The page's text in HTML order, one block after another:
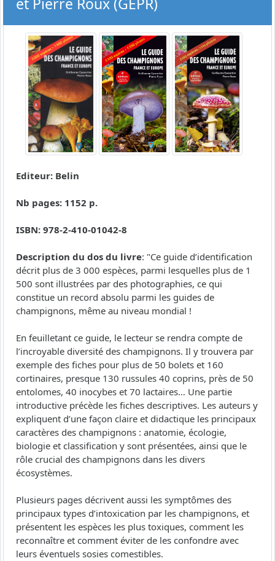
Editeur: Belin
Nb pages: 1152 p.
ISBN: 978-2-410-01042-8
Description du dos du livre: "Ce guide d’identification
décrit plus de 3 000 espèces, parmi lesquelles plus de 1
500 sont illustrées par des photographies, ce qui
constitue un record absolu parmi les guides de
champignons, même au niveau mondial !
En feuilletant ce guide, le lecteur se rendra compte de
l’incroyable diversité des champignons. Il y trouvera par
exemple des fiches pour plus de 50 bolets et 160
cortinaires, presque 130 russules 40 coprins, près de 50
entolomes, 40 inocybes et 70 lactaires… Une partie
introductive précède les fiches descriptives. Les auteurs y
expliquent d’une façon claire et didactique les principaux
caractères des champignons : anatomie, écologie,
biologie et classification y sont présentées, ainsi que le
rôle crucial des champignons dans les divers
écosystèmes.
Plusieurs pages décrivent aussi les symptômes des
principaux types d’intoxication par les champignons, et
présentent les espèces les plus toxiques, comment les
reconnaître et comment éviter de les confondre avec
leurs éventuels sosies comestibles.